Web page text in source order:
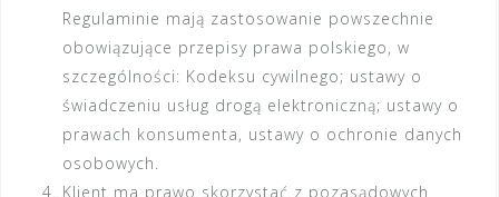
Regulaminie mają zastosowanie powszechnie
obowiązujące przepisy prawa polskiego, w
szczególności: Kodeksu cywilnego; ustawy o
świadczeniu usług drogą elektroniczną; ustawy o
prawach konsumenta, ustawy o ochronie danych
osobowych.
Klient ma prawo skorzystać z pozasądowych